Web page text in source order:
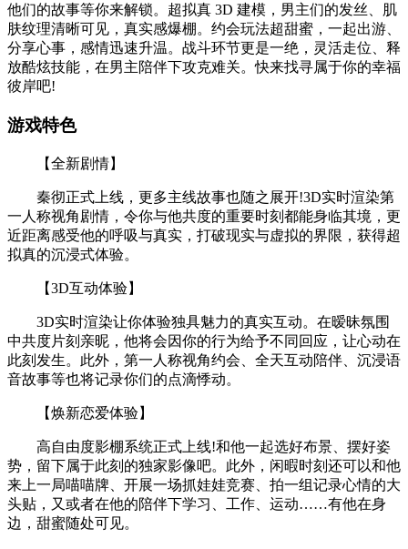
他们的故事等你来解锁。超拟真 3D 建模，男主们的发丝、肌
肤纹理清晰可见，真实感爆棚。约会玩法超甜蜜，一起出游、
分享心事，感情迅速升温。战斗环节更是一绝，灵活走位、释
放酷炫技能，在男主陪伴下攻克难关。快来找寻属于你的幸福
彼岸吧!
游戏特色
【全新剧情】
秦彻正式上线，更多主线故事也随之展开!3D实时渲染第
一人称视角剧情，令你与他共度的重要时刻都能身临其境，更
近距离感受他的呼吸与真实，打破现实与虚拟的界限，获得超
拟真的沉浸式体验。
【3D互动体验】
3D实时渲染让你体验独具魅力的真实互动。在暧昧氛围
中共度片刻亲昵，他将会因你的行为给予不同回应，让心动在
此刻发生。此外，第一人称视角约会、全天互动陪伴、沉浸语
音故事等也将记录你们的点滴悸动。
【焕新恋爱体验】
高自由度影棚系统正式上线!和他一起选好布景、摆好姿
势，留下属于此刻的独家影像吧。此外，闲暇时刻还可以和他
来上一局喵喵牌、开展一场抓娃娃竞赛、拍一组记录心情的大
头贴，又或者在他的陪伴下学习、工作、运动……有他在身
边，甜蜜随处可见。